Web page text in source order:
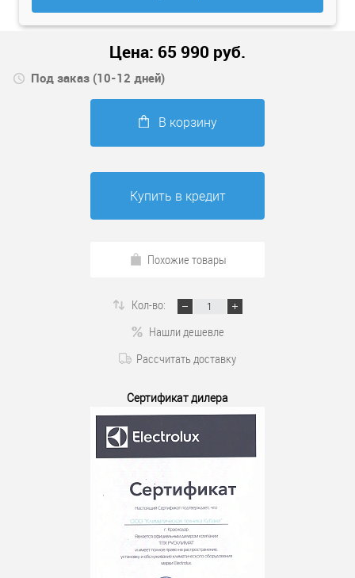
Цена: 65 990 руб.
Под заказ (10-12 дней)
В корзину
Купить в кредит
Похожие товары
Кол-во:
Нашли дешевле
Рассчитать доставку
Сертификат дилера